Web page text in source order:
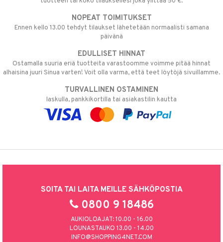
NOPEAT TOIMITUKSET
Ennen kello 13.00 tehdyt tilaukset lähetetään normaalisti samana
päivänä
EDULLISET HINNAT
Ostamalla suuria eriä tuotteita varastoomme voimme pitää hinnat
alhaisina juuri Sinua varten! Voit olla varma, että teet löytöjä sivuillamme.
TURVALLINEN OSTAMINEN
laskulla, pankkikortilla tai asiakastilin kautta
SOITA TAI LAITA MEILLE SÄHKÖPOSTIA
0800 9 18486
AUKIOLOAJAT: 10.00 - 16.00
LOUNASTAUKO 13.00 - 14.00
INFO@SHOPPING4NET.COM